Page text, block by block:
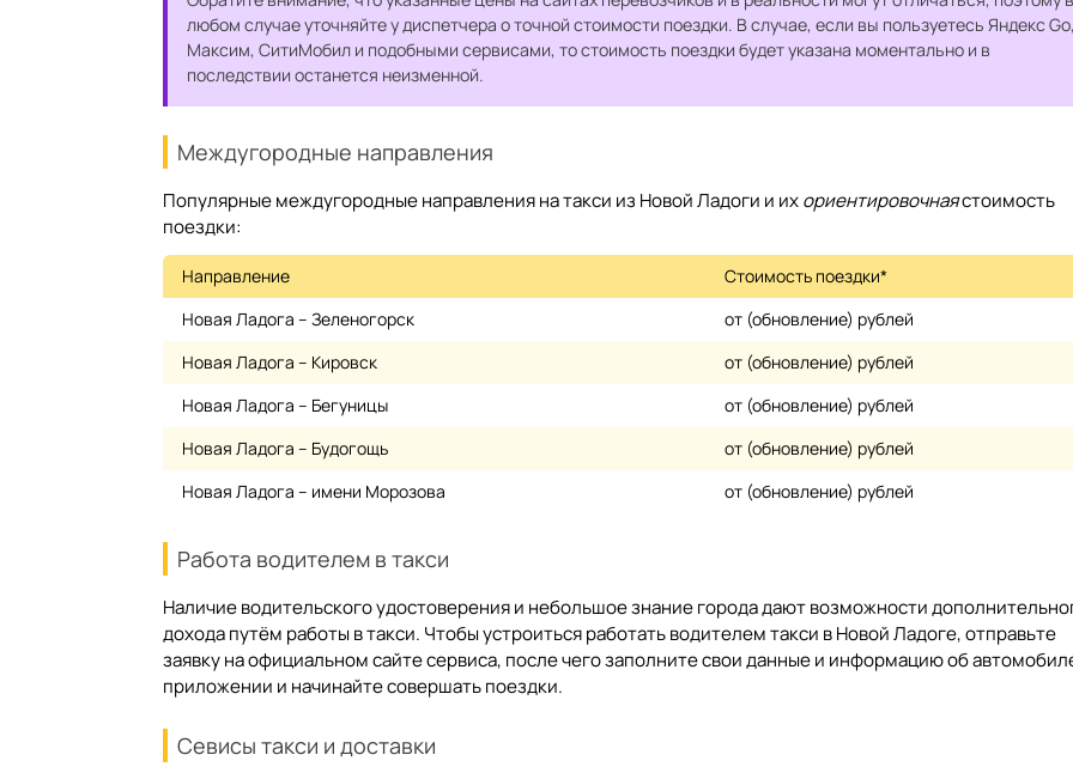
любом случае уточняйте у диспетчера о точной стоимости поездки. В случае, если вы пользуетесь Яндекс Go,
Максим, СитиМобил и подобными сервисами, то стоимость поездки будет указана моментально и в
последствии останется неизменной.
Междугородные направления
Популярные междугородные направления на такси из Новой Ладоги и ихориентировочнаястоимость
поездки:
Направление
Стоимость поездки*
Новая Ладога – Зеленогорск
от (обновление) рублей
Новая Ладога – Кировск
от (обновление) рублей
Новая Ладога – Бегуницы
от (обновление) рублей
Новая Ладога – Будогощь
от (обновление) рублей
Новая Ладога – имени Морозова
от (обновление) рублей
Работа водителем в такси
Наличие водительского удостоверения и небольшое знание города дают возможности
дохода путём работы в такси. Чтобы устроиться работать водителем такси в Новой Ладоге, отправьте
заявку на официальном сайте сервиса, после чего заполните свои данные и информацию об
приложении и начинайте совершать поездки.
Севисы такси и доставки